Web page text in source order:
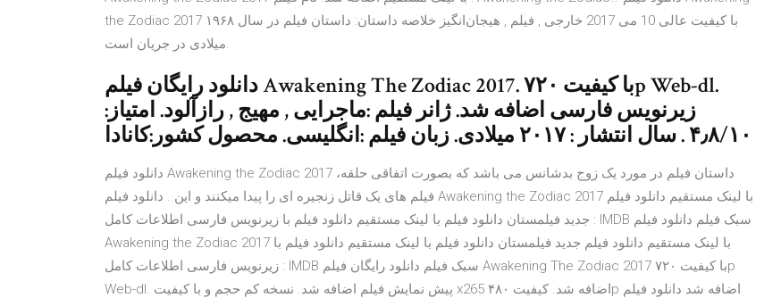
the Zodiac 2017 با کیفیت عالی 10 می 2017 خارجی , فیلم , هیجان‌انگیز خلاصه داستان: داستان فیلم در سال ۱۹۶۸
میلادی در جریان است.
دانلود رایگان فیلم Awakening The Zodiac 2017. با کیفیت ۷۲۰p Web-dl.
زیرنویس فارسی اضافه شد. ژانر فیلم :ماجرایی , مهیج , رازآلود. امتیاز:
۴٫۸/۱۰ . سال انتشار : ۲۰۱۷ میلادی. زبان فیلم :انگلیسی. محصول کشور:کانادا
دانلود فیلم Awakening the Zodiac 2017 ،داستان فیلم در مورد یک زوج بدشانس می باشد که بصورت اتفاقی حلقه
فیلم های یک قاتل زنجیره ای را پیدا میکنند و این . دانلود فیلم Awakening the Zodiac 2017 با لینک مستقیم دانلود فیلم
جدید فیلمستان دانلود فیلم با لینک مستقیم دانلود فیلم با زیرنویس فارسی اطلاعات کامل : IMDB سبک فیلم دانلود فیلم
Awakening the Zodiac 2017 با لینک مستقیم دانلود فیلم جدید فیلمستان دانلود فیلم با لینک مستقیم دانلود فیلم با
زیرنویس فارسی اطلاعات کامل : IMDB سبک فیلم دانلود رایگان فیلم Awakening The Zodiac 2017 با کیفیت ۷۲۰p
Web-dl. پیش نمایش فیلم اضافه شد. نسخه کم حجم و با کیفیت x265 اضافه شد. کیفیت ۴۸۰p اضافه شد دانلود فیلم